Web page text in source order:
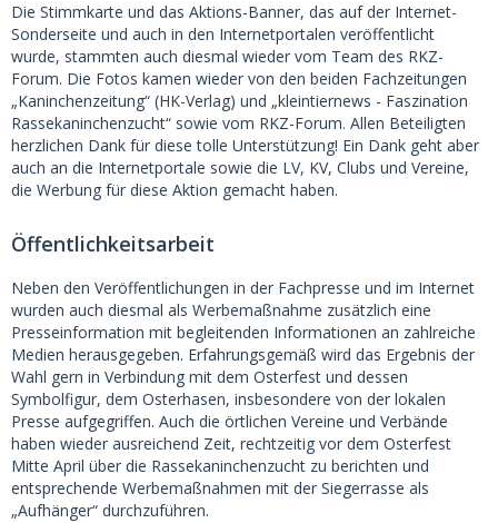
Die Stimmkarte und das Aktions-Banner, das auf der Internet-
Sonderseite und auch in den Internetportalen veröffentlicht
wurde, stammten auch diesmal wieder vom Team des RKZ-
Forum. Die Fotos kamen wieder von den beiden Fachzeitungen
„Kaninchenzeitung“ (HK-Verlag) und „kleintiernews - Faszination
Rassekaninchenzucht“ sowie vom RKZ-Forum. Allen Beteiligten
herzlichen Dank für diese tolle Unterstützung! Ein Dank geht aber
auch an die Internetportale sowie die LV, KV, Clubs und Vereine,
die Werbung für diese Aktion gemacht haben.
Öffentlichkeitsarbeit
Neben den Veröffentlichungen in der Fachpresse und im Internet
wurden auch diesmal als Werbemaßnahme zusätzlich eine
Presseinformation mit begleitenden Informationen an zahlreiche
Medien herausgegeben. Erfahrungsgemäß wird das Ergebnis der
Wahl gern in Verbindung mit dem Osterfest und dessen
Symbolfigur, dem Osterhasen, insbesondere von der lokalen
Presse aufgegriffen. Auch die örtlichen Vereine und Verbände
haben wieder ausreichend Zeit, rechtzeitig vor dem Osterfest
Mitte April über die Rassekaninchenzucht zu berichten und
entsprechende Werbemaßnahmen mit der Siegerrasse als
„Aufhänger“ durchzuführen.